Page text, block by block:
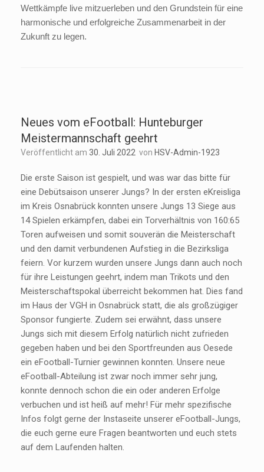
Wettkämpfe live mitzuerleben und den Grundstein für eine
harmonische und erfolgreiche Zusammenarbeit in der
Zukunft zu legen.
Neues vom eFootball: Hunteburger
Meistermannschaft geehrt
Veröffentlicht am 30. Juli 2022 von HSV-Admin-1923
Die erste Saison ist gespielt, und was war das bitte für
eine Debütsaison unserer Jungs? In der ersten eKreisliga
im Kreis Osnabrück konnten unsere Jungs 13 Siege aus
14 Spielen erkämpfen, dabei ein Torverhältnis von 160:65
Toren aufweisen und somit souverän die Meisterschaft
und den damit verbundenen Aufstieg in die Bezirksliga
feiern. Vor kurzem wurden unsere Jungs dann auch noch
für ihre Leistungen geehrt, indem man Trikots und den
Meisterschaftspokal überreicht bekommen hat. Dies fand
im Haus der VGH in Osnabrück statt, die als großzügiger
Sponsor fungierte. Zudem sei erwähnt, dass unsere
Jungs sich mit diesem Erfolg natürlich nicht zufrieden
gegeben haben und bei den Sportfreunden aus Oesede
ein eFootball-Turnier gewinnen konnten. Unsere neue
eFootball-Abteilung ist zwar noch immer sehr jung,
konnte dennoch schon die ein oder anderen Erfolge
verbuchen und ist heiß auf mehr! Für mehr spezifische
Infos folgt gerne der Instaseite unserer eFootball-Jungs,
die euch gerne eure Fragen beantworten und euch stets
auf dem Laufenden halten.